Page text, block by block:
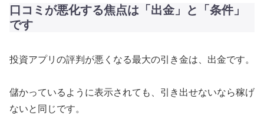
口コミが悪化する焦点は「出金」と「条件」
です
投資アプリの評判が悪くなる最大の引き金は、出金です。
儲かっているように表示されても、引き出せないなら稼げ
ないと同じです。